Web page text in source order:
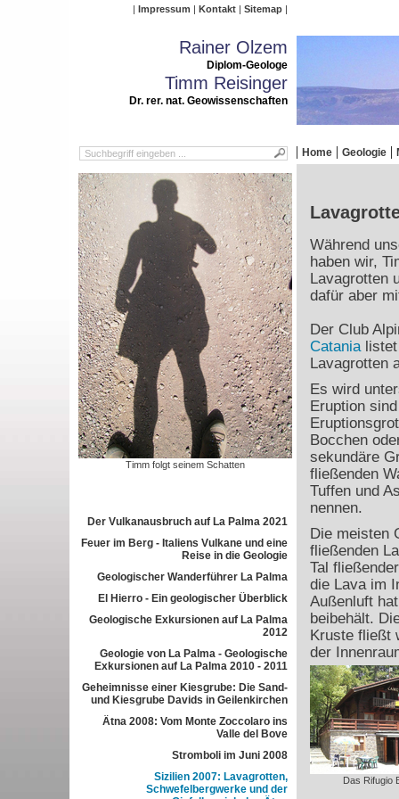
Impressum Kontakt Sitemap
Rainer Olzem
Diplom-Geologe
Timm Reisinger
Dr. rer. nat. Geowissenschaften
Home Geologie
Timm folgt seinem Schatten
Der Vulkanausbruch auf La Palma 2021
Feuer im Berg - Italiens Vulkane und eine
Reise in die Geologie
Geologischer Wanderführer La Palma
El Hierro - Ein geologischer Überblick
Geologische Exkursionen auf La Palma
2012
Geologie von La Palma - Geologische
Exkursionen auf La Palma 2010 - 2011
Geheimnisse einer Kiesgrube: Die Sand-
und Kiesgrube Davids in Geilenkirchen
Ätna 2008: Vom Monte Zoccolaro ins
Valle del Bove
Stromboli im Juni 2008
Sizilien 2007: Lavagrotten,
Schwefelbergwerke und der
Während
haben wir,
Lavagrotten
dafür aber
Der Club
Catanialistet
Lavagrotten
Es wird
Eruption
Bocchen
sekundäre
fließenden
Tuffen und
nennen.
Die meisten
fließenden
Tal
die Lava im
Außenluft
beibehält.
Kruste fließt
der
Das Rifugio